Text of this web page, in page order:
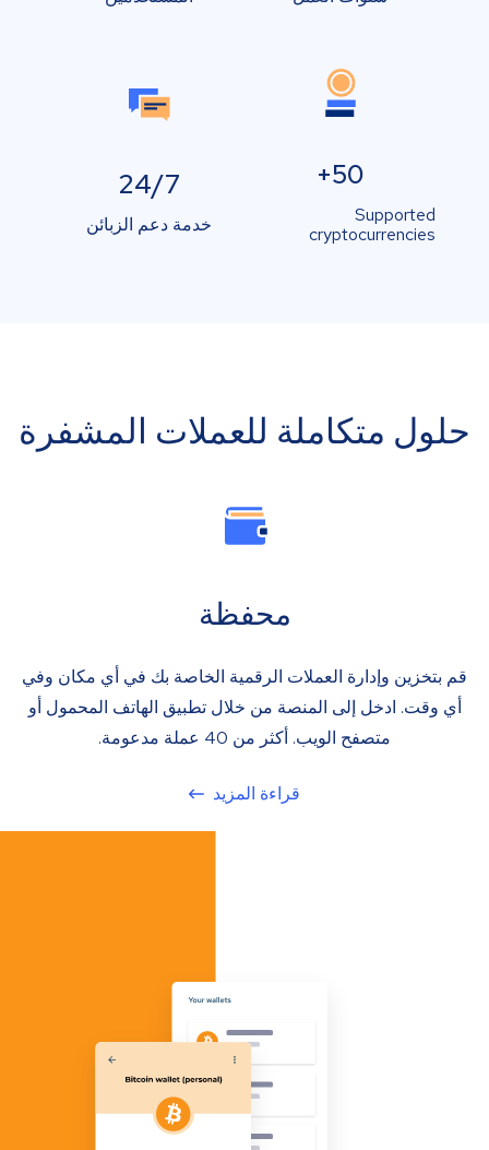
50+
Supported
cryptocurrencies
24/7
خدمة دعم الزبائن
حلول متكاملة للعملات المشفرة
محفظة
قم بتخزين وإدارة العملات الرقمية الخاصة بك في أي مكان وفي
أي وقت. ادخل إلى المنصة من خلال تطبيق الهاتف المحمول أو
متصفح الويب. أكثر من 40 عملة مدعومة.
قراءة المزيد